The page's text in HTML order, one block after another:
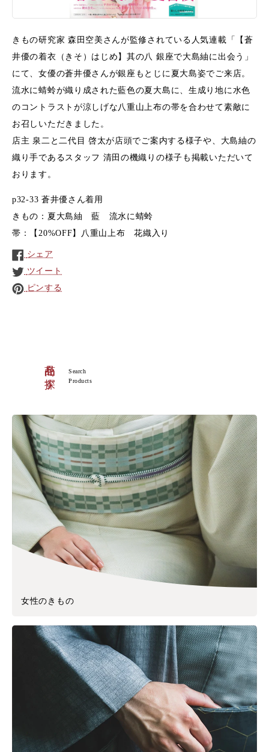
きもの研究家 森田空美さんが監修されている人気連載「【蒼
井優の着衣（きそ）はじめ】其の八 銀座で大島紬に出会う」
にて、女優の蒼井優さんが銀座もとじに夏大島姿でご来店。
流水に蜻蛉が織り成された藍色の夏大島に、生成り地に水色
のコントラストが涼しげな八重山上布の帯を合わせて素敵に
お召しいただきました。
店主 泉二と二代目 啓太が店頭でご案内する様子や、大島紬の
織り手であるスタッフ 清田の機織りの様子も掲載いただいて
おります。
p32-33 蒼井優さん着用
きもの：夏大島紬 藍 流水に蜻蛉
帯：【20%OFF】八重山上布 花織入り
シェア
ツイート
ピンする
商品を探す
Search
Products
女性のきもの